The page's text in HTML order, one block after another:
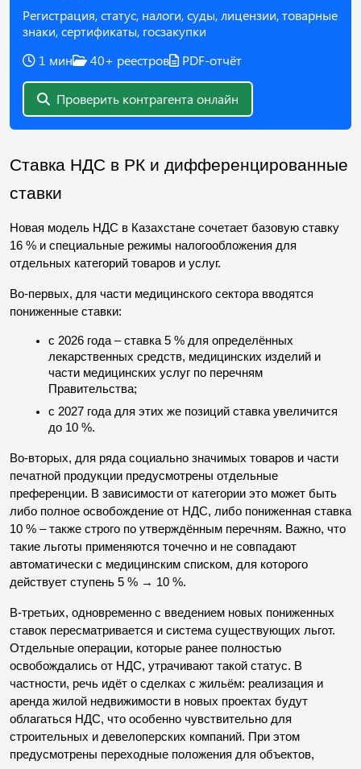
Регистрация, статус, налоги, суды, лицензии, товарные
знаки, сертификаты, госзакупки
1 мин
40+ реестров PDF-отчёт
Проверить контрагента онлайн
Ставка НДС в РК и дифференцированные
ставки
Новая модель НДС в Казахстане сочетает базовую ставку
16 % и специальные режимы налогообложения для
отдельных категорий товаров и услуг.
Во-первых, для части медицинского сектора вводятся
пониженные ставки:
с 2026 года – ставка 5 % для определённых
лекарственных средств, медицинских изделий и
части медицинских услуг по перечням
Правительства;
с 2027 года для этих же позиций ставка увеличится
до 10 %.
Во-вторых, для ряда социально значимых товаров и части
печатной продукции предусмотрены отдельные
преференции. В зависимости от категории это может быть
либо полное освобождение от НДС, либо пониженная ставка
10 % – также строго по утверждённым перечням. Важно, что
такие льготы применяются точечно и не совпадают
автоматически с медицинским списком, для которого
действует ступень 5 % → 10 %.
В-третьих, одновременно с введением новых пониженных
ставок пересматривается и система существующих льгот.
Отдельные операции, которые ранее полностью
освобождались от НДС, утрачивают такой статус. В
частности, речь идёт о сделках с жильём: реализация и
аренда жилой недвижимости в новых проектах будут
облагаться НДС, что особенно чувствительно для
строительных и девелоперских компаний. При этом
предусмотрены переходные положения для объектов,